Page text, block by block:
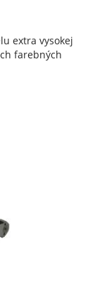
extra vysokej
farebných